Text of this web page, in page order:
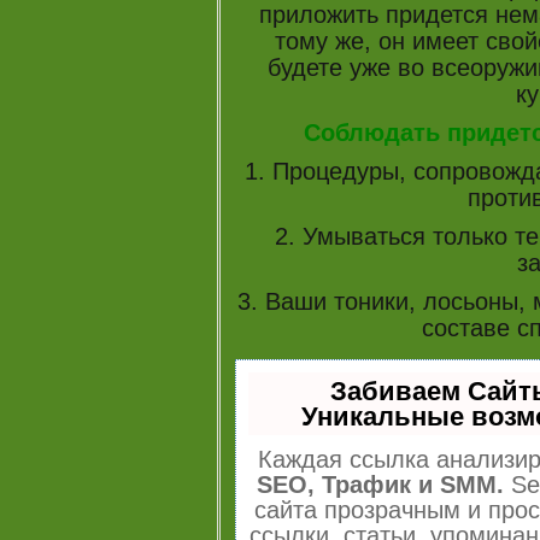
приложить придется
тому же, он имеет
будете уже во
Соблюдать
1. Процедуры,
2. Умываться только
3. Ваши тоники, лосьоны,
составе
Забиваем
Уникальные
Каждая ссылка
SEO, Трафик и SMM.
сайта прозрачным и